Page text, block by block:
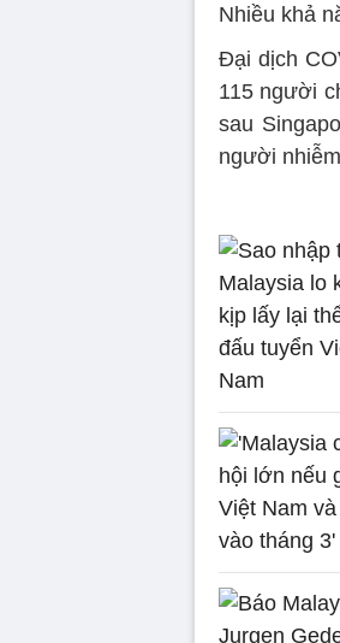
Nhiều khả
Đại dịch
115 người
sau
người